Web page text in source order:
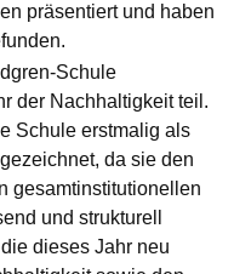
präsentiert und haben
Schule
der Nachhaltigkeit teil.
Schule erstmalig als
da sie den
gesamtinstitutionellen
und strukturell
dieses Jahr neu